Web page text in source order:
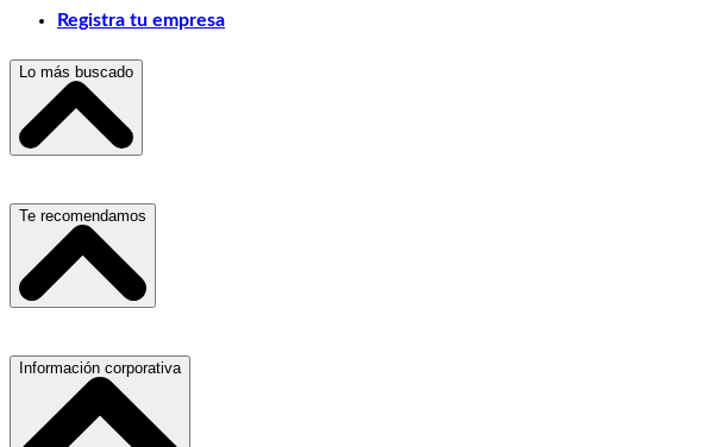
Registra tu empresa
Lo más buscado
Escuelas, Institutos y Universidades
Hospitales, Sanatorios y Clínicas
Refacciones y Accesorios para Automóviles
Materiales para Construcción
Laboratorios de Diagnóstico Clínico
Te recomendamos
Servicio de Grúas
Médicos Oculistas y Oftalmólogos
Información corporativa